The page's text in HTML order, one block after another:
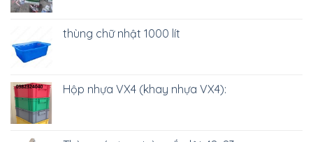
thùng chữ nhật 1000 lít
Hộp nhựa VX4 (khay nhựa VX4):